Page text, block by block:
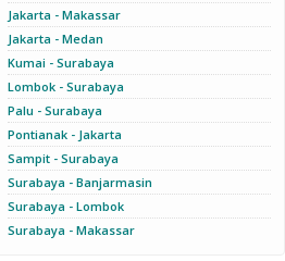
Jakarta - Makassar
Jakarta - Medan
Kumai - Surabaya
Lombok - Surabaya
Palu - Surabaya
Pontianak - Jakarta
Sampit - Surabaya
Surabaya - Banjarmasin
Surabaya - Lombok
Surabaya - Makassar